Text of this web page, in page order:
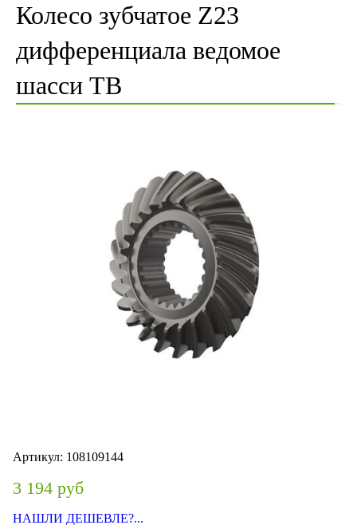
Колесо зубчатое Z23
дифференциала ведомое
шасси TB
Артикул: 108109144
3 194 руб
НАШЛИ ДЕШЕВЛЕ?...